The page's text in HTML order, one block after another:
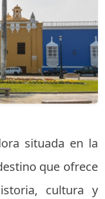
situada en la
que ofrece
cultura y